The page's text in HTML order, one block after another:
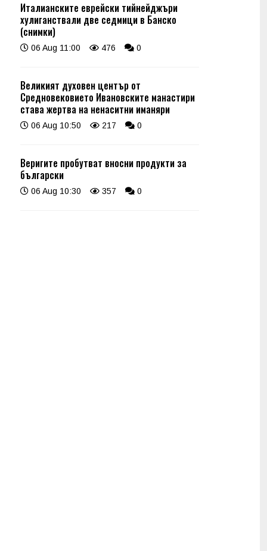
Италианските еврейски тийнейджъри
хулиганствали две седмици в Банско
(снимки)
06 Aug 11:00 476 0
Великият духовен център от
Средновековието Ивановските манастири
става жертва на ненаситни иманяри
06 Aug 10:50 217 0
Веригите пробутват вносни продукти за
български
06 Aug 10:30 357 0